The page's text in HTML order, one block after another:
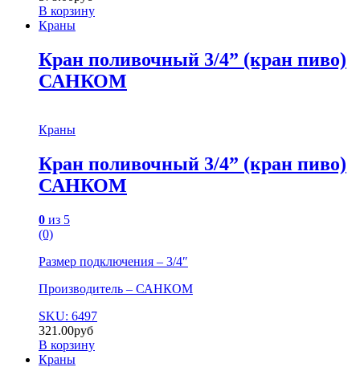
В корзину
Краны
Кран поливочный 3/4” (кран пиво)
САНКОМ
Краны
Кран поливочный 3/4” (кран пиво)
САНКОМ
0 из 5
(0)
Размер подключения – 3/4″
Производитель – САНКОМ
SKU: 6497
321.00руб
В корзину
Краны